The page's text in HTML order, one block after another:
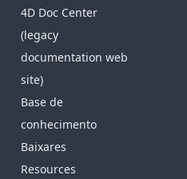
4D Doc Center
(legacy
documentation web
site)
Base de
conhecimento
Baixares
Resources